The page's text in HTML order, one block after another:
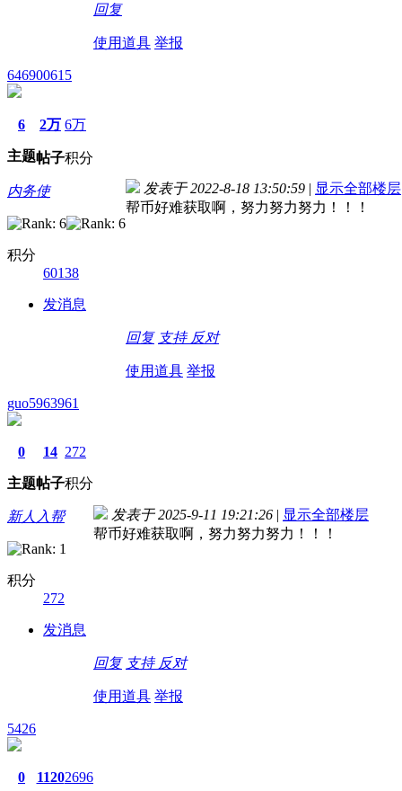
回复
使用道具 举报
646900615
6
主题
2万
帖子
6万
积分
内务使
积分
60138
发消息
发表于 2022-8-18 13:50:59 | 显示全部楼层
帮币好难获取啊，努力努力努力！！！
回复 支持 反对
使用道具 举报
guo5963961
0
主题
14
帖子
272
积分
新人入帮
积分
272
发消息
发表于 2025-9-11 19:21:26 | 显示全部楼层
帮币好难获取啊，努力努力努力！！！
回复 支持 反对
使用道具 举报
5426
0 11202696